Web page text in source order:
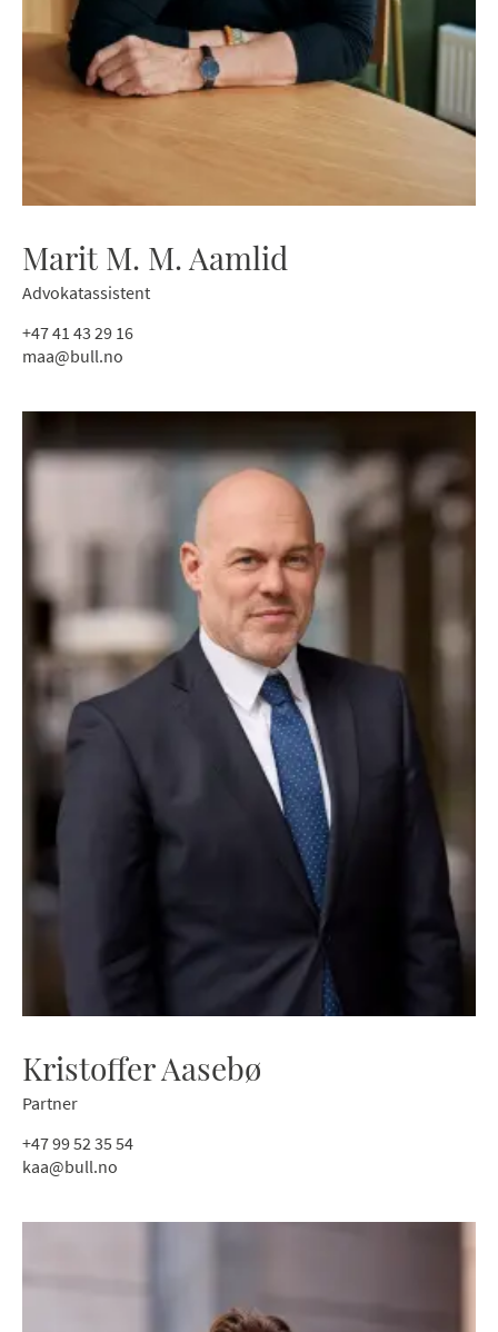
Marit M. M. Aamlid
Advokatassistent
+47 41 43 29 16
maa@bull.no
Kristoffer Aasebø
Partner
+47 99 52 35 54
kaa@bull.no